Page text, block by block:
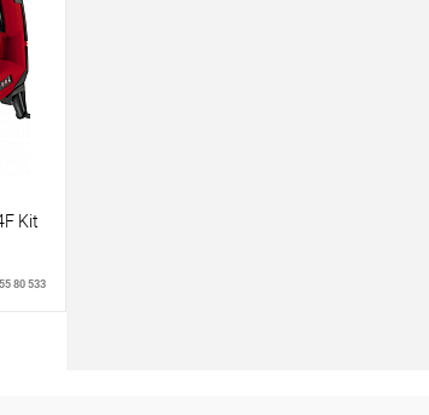
Kit
80 533